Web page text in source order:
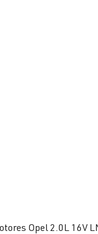
Opel 2.0L 16V